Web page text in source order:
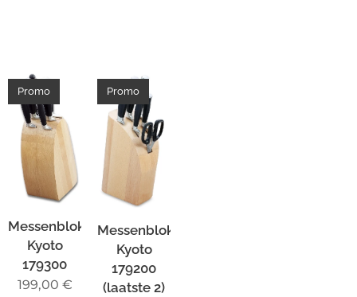
Messenblok
Kyoto
179300
Promo
199,00 €
Messenblok
Kyoto
179200
(laatste 2)
Promo